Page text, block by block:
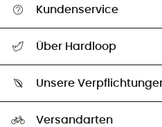
Kundenservice
Größentabelle
Vertrag widerrufen
Über Hardloop
Unsere Botschafter
Unsere
Versandarten